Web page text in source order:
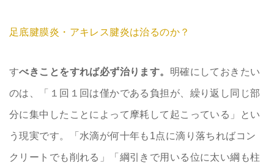
足底腱膜炎・アキレス腱炎は治るのか？
すべきことをすれば必ず治ります。 明確にしておきたい
のは、「１回１回は僅かである負担が、繰り返し同じ部
分に集中したことによって摩耗して起こっている」とい
う現実です。「水滴が何十年も1点に滴り落ちればコン
クリートでも削れる」「綱引きで用いる位に太い綱も柱